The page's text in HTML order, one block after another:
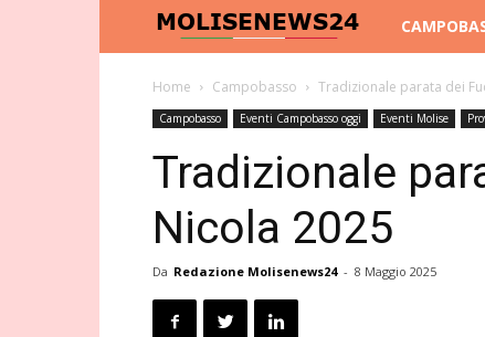
Molise
News
24
Home Campobasso Tradizionale parata dei
Campobasso Eventi Campobasso oggi Eventi Molise
Tradizionale
Nicola 2025
Da Redazione Molisenews24 - 8 Maggio 2025